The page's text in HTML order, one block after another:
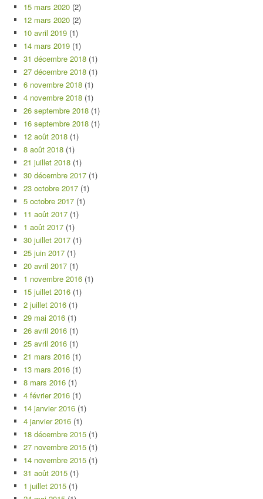
15 mars 2020 (2)
12 mars 2020 (2)
10 avril 2019 (1)
14 mars 2019 (1)
31 décembre 2018 (1)
27 décembre 2018 (1)
6 novembre 2018 (1)
4 novembre 2018 (1)
26 septembre 2018 (1)
16 septembre 2018 (1)
12 août 2018 (1)
8 août 2018 (1)
21 juillet 2018 (1)
30 décembre 2017 (1)
23 octobre 2017 (1)
5 octobre 2017 (1)
11 août 2017 (1)
1 août 2017 (1)
30 juillet 2017 (1)
25 juin 2017 (1)
20 avril 2017 (1)
1 novembre 2016 (1)
15 juillet 2016 (1)
2 juillet 2016 (1)
29 mai 2016 (1)
26 avril 2016 (1)
25 avril 2016 (1)
21 mars 2016 (1)
13 mars 2016 (1)
8 mars 2016 (1)
4 février 2016 (1)
14 janvier 2016 (1)
4 janvier 2016 (1)
18 décembre 2015 (1)
27 novembre 2015 (1)
14 novembre 2015 (1)
31 août 2015 (1)
1 juillet 2015 (1)